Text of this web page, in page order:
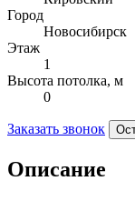
Город
Новосибирск
Этаж
1
Высота потолка, м
0
Заказать звонок
Описание